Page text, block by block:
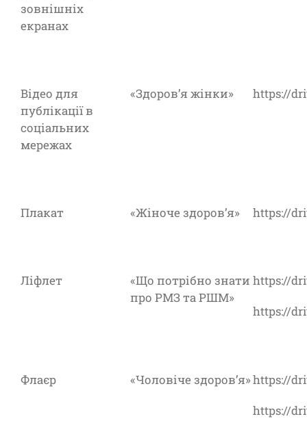
зовнішніх
екранах
Відео для
публікації в
соціальних
мережах
«Здоров’я жінки» https://
Плакат «Жіноче здоров’я» https://
Ліфлет
«Що потрібно знати
про РМЗ та РШМ»
https://
https://
Флаєр «Чоловіче здоров’я»https://
https://